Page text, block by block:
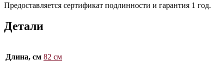
Предоставляется сертификат подлинности и гарантия 1 год.
Детали
Длина, см 82 см